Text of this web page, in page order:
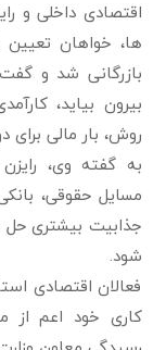
اقتصادی داخلی و
ها، خواهان
بازرگانی شد و
بیرون بیاید،
روش، بار مالی
به گفته وی،
مسایل حقوقی،
جذابیت بیشتری حل
شود.
فعالان اقتصادی
کاری خود اعم